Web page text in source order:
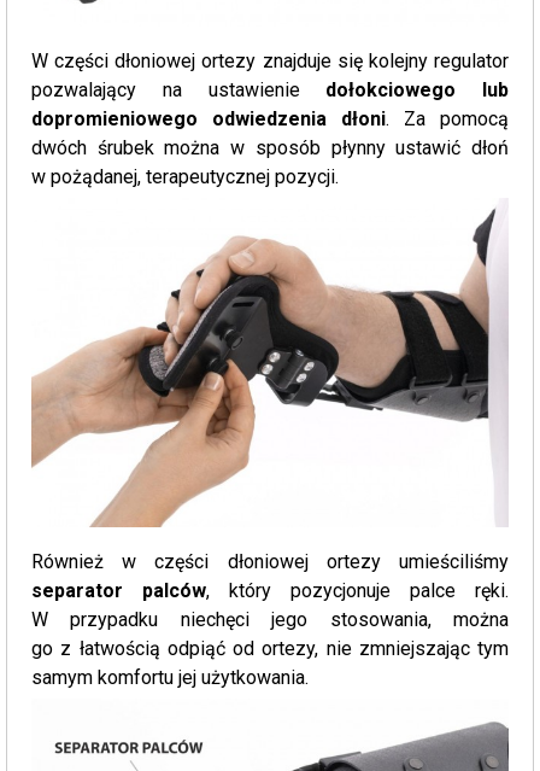
W części dłoniowej ortezy znajduje się kolejny regulator
pozwalający na ustawienie dołokciowego lub
dopromieniowego odwiedzenia dłoni. Za pomocą
dwóch śrubek można w sposób płynny ustawić dłoń
w pożądanej, terapeutycznej pozycji.
Również w części dłoniowej ortezy umieściliśmy
separator palców, który pozycjonuje palce ręki.
W przypadku niechęci jego stosowania, można
go z łatwością odpiąć od ortezy, nie zmniejszając tym
samym komfortu jej użytkowania.